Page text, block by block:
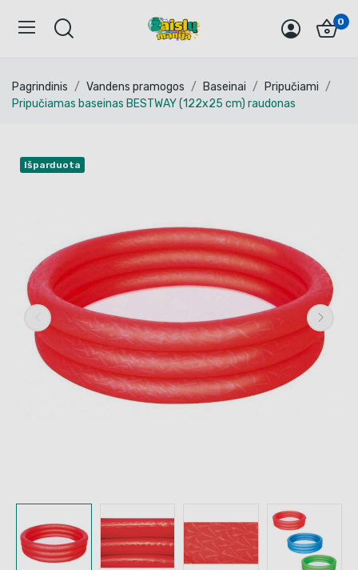
0
Pagrindinis Vandens pramogos Baseinai
Pripučiami
Pripučiamas baseinas BESTWAY (122x25 cm) raudonas
Išparduota